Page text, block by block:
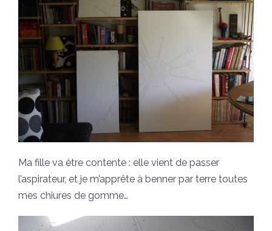
Ma fille va être contente : elle vient de passer
l’aspirateur, et je m’apprête à benner par terre toutes
mes chiures de gomme…